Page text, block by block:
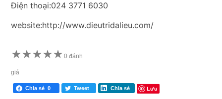
Điện thoại:024 3771 6030
website:http://www.dieutridalieu.com/
★★★★★ 0 đánh
giá
Chia sẻ 0 Tweet Chia sẻ Lưu